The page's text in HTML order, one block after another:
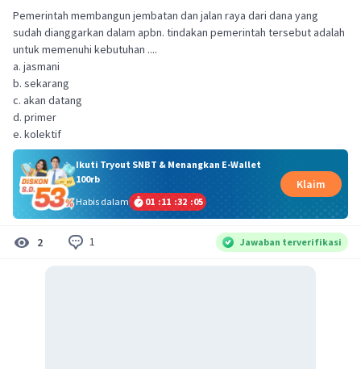
Pemerintah membangun jembatan dan jalan raya dari dana yang
sudah dianggarkan dalam apbn. tindakan pemerintah tersebut adalah
untuk memenuhi kebutuhan ....
a. jasmani
b. sekarang
c. akan datang
d. primer
e. kolektif
Ikuti Tryout SNBT & Menangkan E-Wallet
100rb
Habis dalam
01 :11 :32 :04
Klaim
2 1 Jawaban terverifikasi